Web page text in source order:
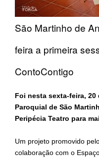
São Martinho de
feira a primeira
ContoContigo
Foi nesta sexta-feira,
Paroquial de São
Peripécia Teatro para
Um projeto promovido
colaboração com o